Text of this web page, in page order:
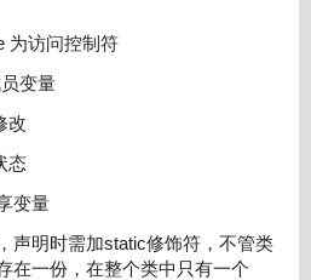
为访问控制符
变量
改
态
变量
声明时需加static修饰符，不管类
在一份，在整个类中只有一个